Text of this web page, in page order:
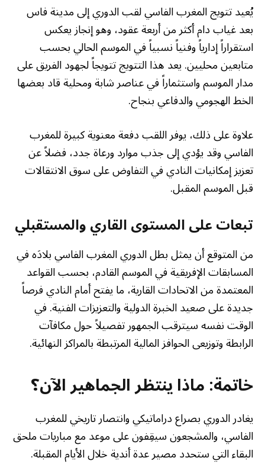
يُعيد تتويج المغرب الفاسي لقب الدوري إلى مدينة فاس
بعد غياب دام أكثر من أربعة عقود، وهو إنجاز يعكس
استقراراً إدارياً وفنياً نسبياً في الموسم الحالي بحسب
متابعين محليين. يعد هذا التتويج تتويجاً لجهود الفريق على
مدار الموسم واستثماراً في عناصر شابة ومحلية قاد بعضها
الخط الهجومي والدفاعي بنجاح.
علاوة على ذلك، يوفر اللقب دفعة معنوية كبيرة للمغرب
الفاسي وقد يؤدي إلى جذب موارد ورعاة جدد، فضلاً عن
تعزيز إمكانيات النادي في التفاوض على سوق الانتقالات
قبل الموسم المقبل.
تبعات على المستوى القاري والمستقبلي
من المتوقع أن يمثل بطل الدوري المغرب الفاسي بلادَه في
المسابقات الإفريقية في الموسم القادم، بحسب القواعد
المعتمدة من الاتحادات القارية، ما يفتح أمام النادي فرصاً
جديدة على صعيد الخبرة الدولية والتعزيزات الفنية. في
الوقت نفسه سيترقب الجمهور تفصيلاً حول مكافآت
الرابطة وتوزيعى الحوافز المالية المرتبطة بالمراكز النهائية.
خاتمة: ماذا ينتظر الجماهير الآن؟
يغادر الدوري بصراع دراماتيكي وانتصار تاريخي للمغرب
الفاسي، والمشجعون سيقِفون على موعد مع مباريات ملحق
البقاء التي ستحدد مصير عدة أندية خلال الأيام المقبلة.